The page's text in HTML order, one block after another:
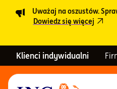
Uważaj na oszustów.
Dowiedz się więcej
Klienci indywidualni